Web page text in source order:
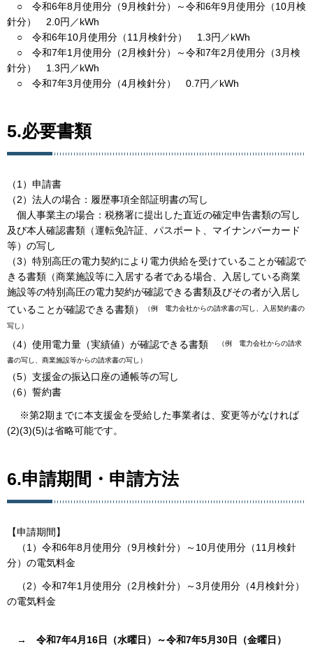
○ 令和6年8月使用分（9月検針分）～令和6年9月使用分（10月検
針分） 2.0円／kWh
○ 令和6年10月使用分（11月検針分） 1.3円／kWh
○ 令和7年1月使用分（2月検針分）～令和7年2月使用分（3月検
針分） 1.3円／kWh
○ 令和7年3月使用分（4月検針分） 0.7円／kWh
5.必要書類
（1）申請書
（2）法人の場合：履歴事項全部証明書の写し
個人事業主の場合：税務署に提出した直近の確定申告書類の写し
及び本人確認書類（運転免許証、パスポート、マイナンバーカード
等）の写し
（3）特別高圧の電力契約により電力供給を受けていることが確認で
きる書類（商業施設等に入居する者である場合、入居している商業
施設等の特別高圧の電力契約が確認できる書類及びその者が入居し
ていることが確認できる書類）
（例 電力会社からの請求書の写し、入居契約書の
写し）
（4）使用電力量（実績値）が確認できる書類 （例 電力会社からの請求
書の写し、商業施設等からの請求書の写し）
（5）支援金の振込口座の通帳等の写し
（6）誓約書
※第2期までに本支援金を受給した事業者は、変更等がなければ
(2)(3)(5)は省略可能です。
6.申請期間・申請方法
【申請期間】
（1）令和6年8月使用分（9月検針分）～10月使用分（11月検針
分）の電気料金
（2）令和7年1月使用分（2月検針分）～3月使用分（4月検針分）
の電気料金
→ 令和7年4月16日（水曜日）～令和7年5月30日（金曜日）